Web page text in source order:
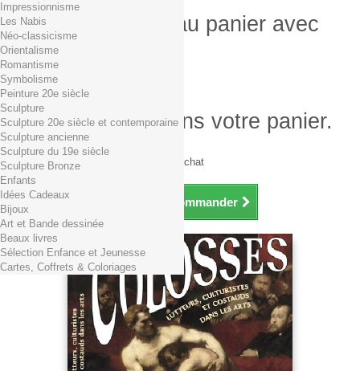
Produit ajouté au panier avec
succès
Quantité
Total
Il y a 1 produit dans votre panier.
Total produits TTC
Frais de port TTC
0,01€ dès 29€ d'achat
Total TTC
Continuer mes achats Commander
Impressionnisme
Les Nabis
Néo-classicisme
Orientalisme
Romantisme
Symbolisme
Peinture 20e siècle
Sculpture
Sculpture 20e siècle et contemporaine
Sculpture ancienne
Sculpture du 19e siècle
Sculpture Bronze
Enfants
Idées Cadeaux
Bijoux
Art et Bande dessinée
Beaux livres
Sélection Enfance et Jeunesse
Cartes, Coffrets & Coloriages